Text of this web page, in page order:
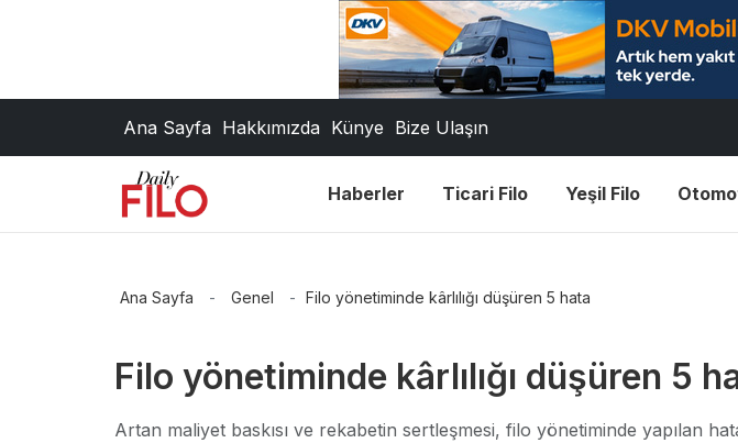
Ana Sayfa Hakkımızda Künye Bize Ulaşın
Haberler Ticari Filo Yeşil Filo
Ana Sayfa - Genel - Filo yönetiminde kârlılığı düşüren 5 hata
Filo yönetiminde kârlılığı düşüren 5
Artan maliyet baskısı ve rekabetin sertleşmesi, filo yönetiminde yapılan